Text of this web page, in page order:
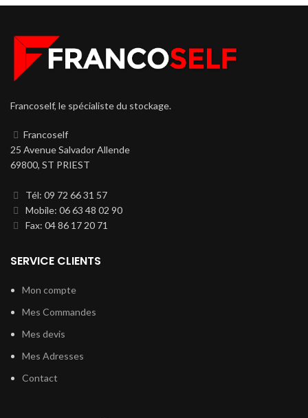
Francoself, le spécialiste du stockage.
Francoself
25 Avenue Salvador Allende
69800, ST PRIEST
Tél: 09 72 66 31 57
Mobile: 06 63 48 02 90
Fax: 04 86 17 20 71
SERVICE CLIENTS
Mon compte
Mes Commandes
Mes devis
Mes Adresses
Contact